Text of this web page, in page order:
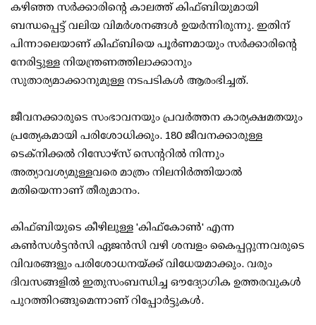
കഴിഞ്ഞ സര്‍ക്കാരിന്റെ കാലത്ത് കിഫ്ബിയുമായി
ബന്ധപ്പെട്ട് വലിയ വിമര്‍ശനങ്ങള്‍ ഉയര്‍ന്നിരുന്നു. ഇതിന്
പിന്നാലെയാണ് കിഫ്ബിയെ പൂര്‍ണമായും സര്‍ക്കാരിന്റെ
നേരിട്ടുള്ള നിയന്ത്രണത്തിലാക്കാനും
സുതാര്യമാക്കാനുമുള്ള നടപടികള്‍ ആരംഭിച്ചത്.
ജീവനക്കാരുടെ സംഭാവനയും പ്രവര്‍ത്തന കാര്യക്ഷമതയും
പ്രത്യേകമായി പരിശോധിക്കും. 180 ജീവനക്കാരുള്ള
ടെക്‌നിക്കല്‍ റിസോഴ്‌സ് സെന്ററില്‍ നിന്നും
അത്യാവശ്യമുള്ളവരെ മാത്രം നിലനിര്‍ത്തിയാല്‍
മതിയെന്നാണ് തീരുമാനം.
കിഫ്ബിയുടെ കീഴിലുള്ള 'കിഫ്‌കോണ്‍' എന്ന
കണ്‍സള്‍ട്ടന്‍സി ഏജന്‍സി വഴി ശമ്പളം കൈപ്പറ്റുന്നവരുടെ
വിവരങ്ങളും പരിശോധനയ്ക്ക് വിധേയമാക്കും. വരും
ദിവസങ്ങളില്‍ ഇതുസംബന്ധിച്ച ഔദ്യോഗിക ഉത്തരവുകള്‍
പുറത്തിറങ്ങുമെന്നാണ് റിപ്പോര്‍ട്ടുകള്‍.